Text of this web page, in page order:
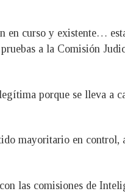
curso y existente…
a la Comisión
porque se lleva a
mayoritario en control,
las comisiones de